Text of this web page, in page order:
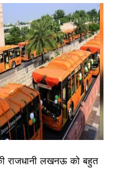
लखनऊ को बहुत